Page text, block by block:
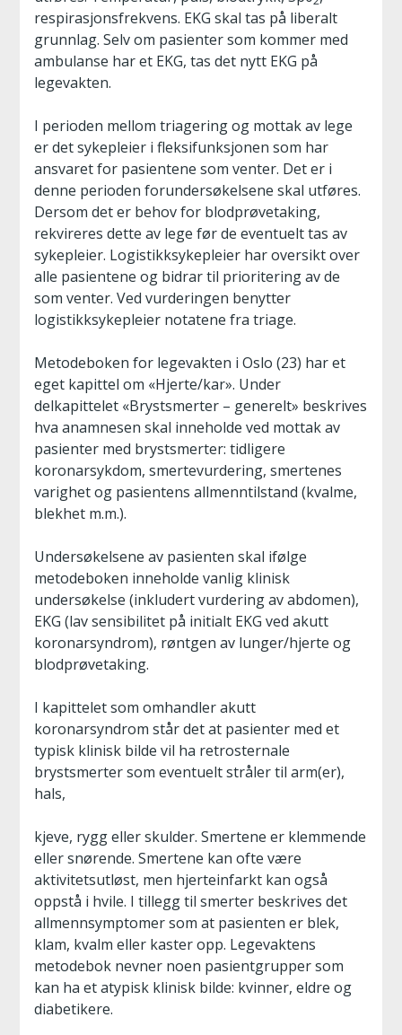
respirasjonsfrekvens. EKG skal tas på liberalt
grunnlag. Selv om pasienter som kommer med
ambulanse har et EKG, tas det nytt EKG på
legevakten.
I perioden mellom triagering og mottak av lege
er det sykepleier i fleksifunksjonen som har
ansvaret for pasientene som venter. Det er i
denne perioden forundersøkelsene skal utføres.
Dersom det er behov for blodprøvetaking,
rekvireres dette av lege før de eventuelt tas av
sykepleier. Logistikksykepleier har oversikt over
alle pasientene og bidrar til prioritering av de
som venter. Ved vurderingen benytter
logistikksykepleier notatene fra triage.
Metodeboken for legevakten i Oslo (23) har et
eget kapittel om «Hjerte/kar». Under
delkapittelet «Brystsmerter – generelt» beskrives
hva anamnesen skal inneholde ved mottak av
pasienter med brystsmerter: tidligere
koronarsykdom, smertevurdering, smertenes
varighet og pasientens allmenntilstand (kvalme,
blekhet m.m.).
Undersøkelsene av pasienten skal ifølge
metodeboken inneholde vanlig klinisk
undersøkelse (inkludert vurdering av abdomen),
EKG (lav sensibilitet på initialt EKG ved akutt
koronarsyndrom), røntgen av lunger/hjerte og
blodprøvetaking.
I kapittelet som omhandler akutt
koronarsyndrom står det at pasienter med et
typisk klinisk bilde vil ha retrosternale
brystsmerter som eventuelt stråler til arm(er),
hals,
kjeve, rygg eller skulder. Smertene er klemmende
eller snørende. Smertene kan ofte være
aktivitetsutløst, men hjerteinfarkt kan også
oppstå i hvile. I tillegg til smerter beskrives det
allmennsymptomer som at pasienten er blek,
klam, kvalm eller kaster opp. Legevaktens
metodebok nevner noen pasientgrupper som
kan ha et atypisk klinisk bilde: kvinner, eldre og
diabetikere.